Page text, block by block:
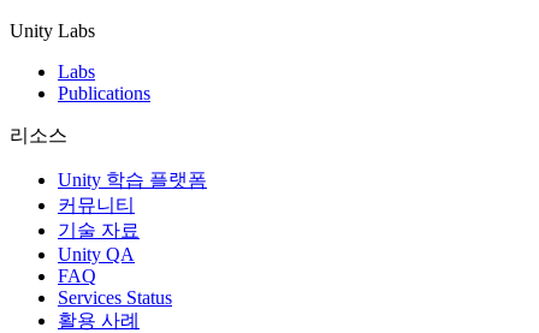
Unity Labs
Labs
Publications
리소스
Unity 학습 플랫폼
커뮤니티
기술 자료
Unity QA
FAQ
Services Status
활용 사례